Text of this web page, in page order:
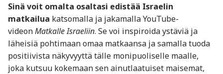
Sinä voit omalta osaltasi edistää Israelin
matkailua katsomalla ja jakamalla YouTube-
videonMatkalle Israeliin. Se voi inspiroida ystäviä ja
läheisiä pohtimaan omaa matkaansa ja samalla tuoda
positiivista näkyvyyttä tälle monipuoliselle maalle,
joka kutsuu kokemaan sen ainutlaatuiset maisemat,